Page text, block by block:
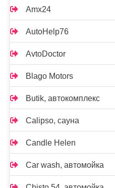
Amx24
AutoHelp76
AvtoDoctor
Blago Motors
Butik, автокомплекс
Calipso, сауна
Candle Helen
Car wash, автомойка